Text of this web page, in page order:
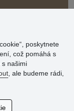
poskytnete
což pomáhá s
s našimi
, ale budeme rádi,